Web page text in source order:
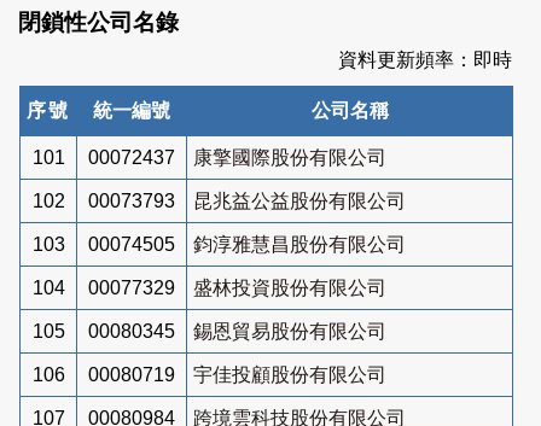
閉鎖性公司名錄
資料更新頻率：即時
序號 統一編號 公司名稱
101 00072437 康擎國際股份有限公司
102 00073793 昆兆益公益股份有限公司
103 00074505 鈞淳雅慧昌股份有限公司
104 00077329 盛林投資股份有限公司
105 00080345 錫恩貿易股份有限公司
106 00080719 宇佳投顧股份有限公司
107 00080984 跨境雲科技股份有限公司